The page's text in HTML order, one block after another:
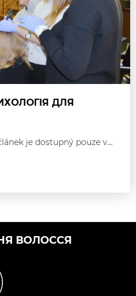
ДЛЯ
je dostupný pouze v...
ВОЛОССЯ